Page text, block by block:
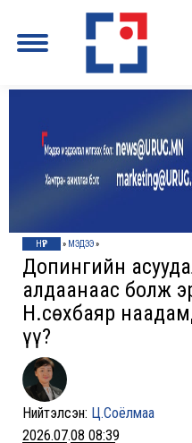
НҮҮР » МЭДЭЭ»
Допингийн
алдаанаас болж
Н.Өсөхбаяр
үү?
Нийтэлсэн: Ц.Соёлмаа
2026.07.08 08:39